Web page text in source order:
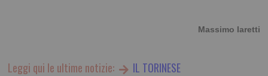
Massimo Iaretti
Leggi qui le ultime notizie: IL TORINESE